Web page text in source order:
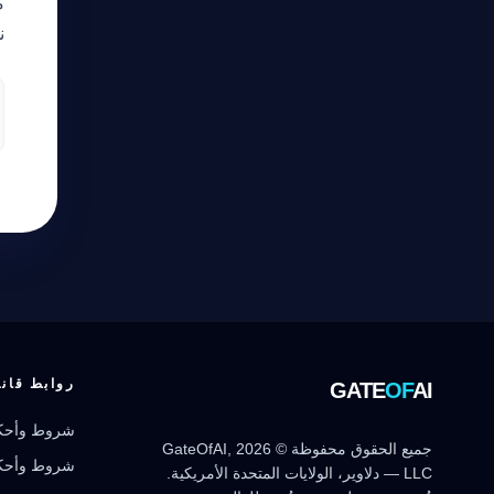
GATEOFAI
جميع الحقوق محفوظة © 2026 GateOfAI,
LLC — دلاوير، الولايات المتحدة الأمريكية.
روابط
شروط
شروط